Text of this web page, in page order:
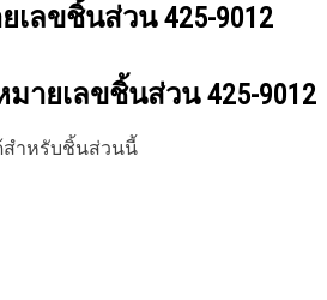
เลขชิ้นส่วน425-9012
มายเลขชิ้นส่วน425-9012
ำหรับชิ้นส่วนนี้